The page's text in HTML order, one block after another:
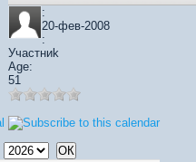
:
20-фев-2008
:
Участниk
Age:
51